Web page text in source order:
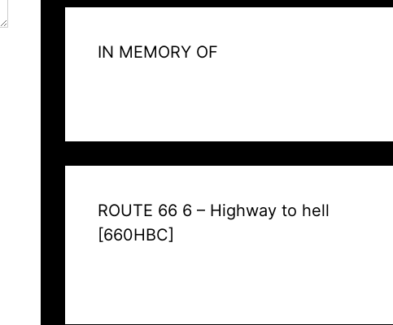
IN MEMORY OF
ROUTE 66 6 – Highway to hell
[660HBC]